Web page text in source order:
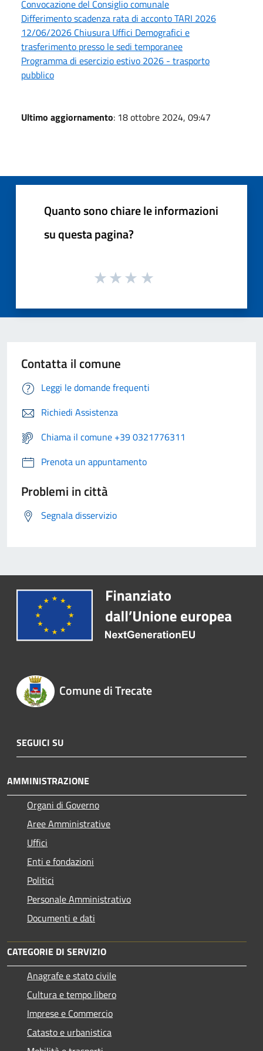
Convocazione del Consiglio comunale
Differimento scadenza rata di acconto TARI 2026
12/06/2026 Chiusura Uffici Demografici e
trasferimento presso le sedi temporanee
Programma di esercizio estivo 2026 - trasporto
pubblico
Ultimo aggiornamento: 18 ottobre 2024, 09:47
Quanto sono chiare le informazioni
su questa pagina?
Contatta il comune
Leggi le domande frequenti
Richiedi Assistenza
Chiama il comune +39 0321776311
Prenota un appuntamento
Problemi in città
Segnala disservizio
Comune di Trecate
SEGUICI SU
AMMINISTRAZIONE
Organi di Governo
Aree Amministrative
Uffici
Enti e fondazioni
Politici
Personale Amministrativo
Documenti e dati
CATEGORIE DI SERVIZIO
Anagrafe e stato civile
Cultura e tempo libero
Imprese e Commercio
Catasto e urbanistica